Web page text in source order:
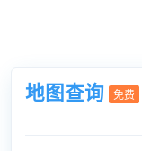
地图查询 免费